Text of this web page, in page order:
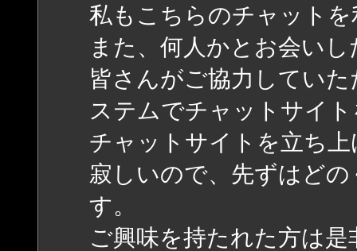
私もこちらのチャット
また、何人かとお会い
皆さんがご協力してい
ステムでチャットサイ
チャットサイトを立ち
寂しいので、先ずはど
す。
ご興味を持たれた方は